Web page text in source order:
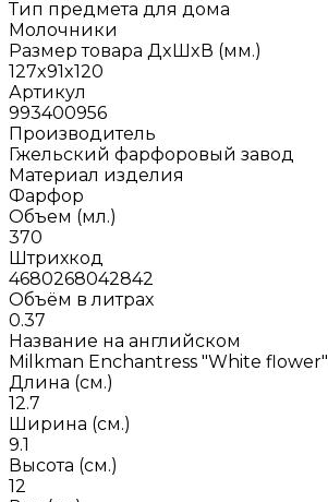
Тип предмета для дома
Молочники
Размер товара ДxШxВ (мм.)
127x91x120
Артикул
993400956
Производитель
Гжельский фарфоровый завод
Материал изделия
Фарфор
Объем (мл.)
370
Штрихкод
4680268042842
Объём в литрах
0.37
Название на английском
Milkman Enchantress "White flower"
Длина (см.)
12.7
Ширина (см.)
9.1
Высота (см.)
12